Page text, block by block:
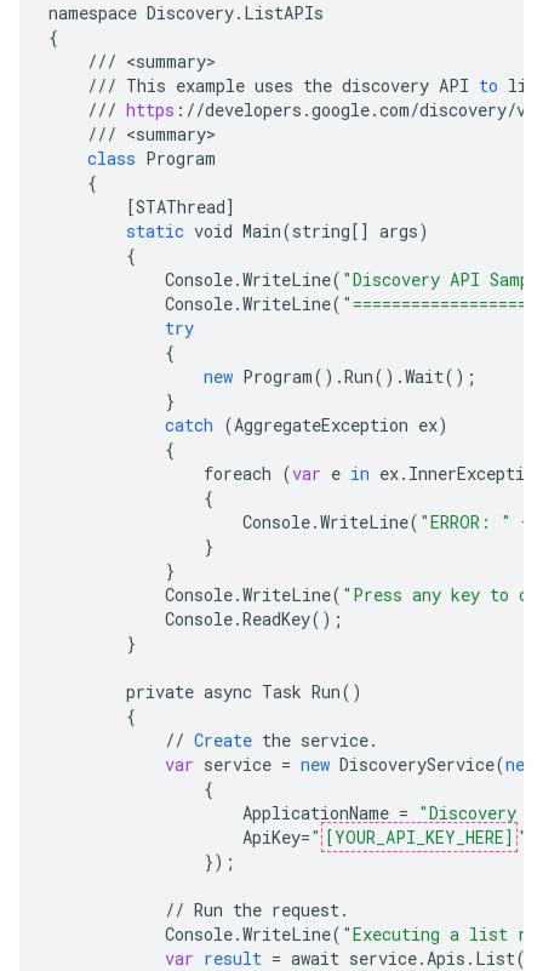
namespace Discovery. ListAPIs
{
/// <summary
/// This example uses the discovery API to
/// https : //developers .google.com/discovery/v1
/// <summary
class Program
{
[STAThread]
static void Main(string[] args)
{
Console.WriteLine( "Discovery API
Console.WriteLine(
try
{
new Program().Run().Wait();
}
catch (AggregateException ex)
{
foreach (var e in ex.
{
Console.WriteLine( "ERROR: " +
}
}
Console.WriteLine( "Press any key to
Console.ReadKey();
}
private async Task Run()
{
// Create the service.
var service = new DiscoveryService(new
{
ApplicationName = "Discovery
ApiKey=" [YOUR_API_KEY_HERE] "
});
// Run the request.
Console.WriteLine( "Executing a list
var result = await service.Apis . List